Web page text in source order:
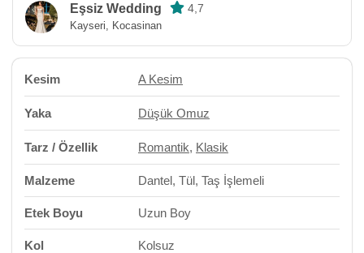
Eşsiz Wedding 4,7
Kayseri, Kocasinan
Kesim A Kesim
Yaka Düşük Omuz
Tarz / Özellik Romantik, Klasik
Malzeme Dantel, Tül, Taş İşlemeli
Etek Boyu Uzun Boy
Kol Kolsuz